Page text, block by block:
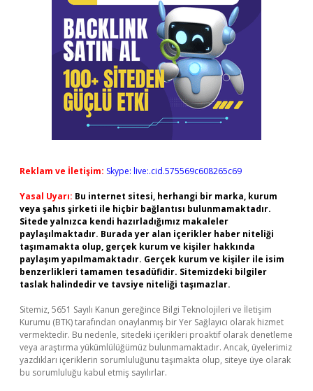
Reklam ve İletişim: Skype: live:.cid.575569c608265c69
Yasal Uyarı: Bu internet sitesi, herhangi bir marka, kurum
veya şahıs şirketi ile hiçbir bağlantısı bulunmamaktadır.
Sitede yalnızca kendi hazırladığımız makaleler
paylaşılmaktadır. Burada yer alan içerikler haber niteliği
taşımamakta olup, gerçek kurum ve kişiler hakkında
paylaşım yapılmamaktadır. Gerçek kurum ve kişiler ile isim
benzerlikleri tamamen tesadüfidir. Sitemizdeki bilgiler
taslak halindedir ve tavsiye niteliği taşımazlar.
Sitemiz, 5651 Sayılı Kanun gereğince Bilgi Teknolojileri ve İletişim
Kurumu (BTK) tarafından onaylanmış bir Yer Sağlayıcı olarak hizmet
vermektedir. Bu nedenle, sitedeki içerikleri proaktif olarak denetleme
veya araştırma yükümlülüğümüz bulunmamaktadır. Ancak, üyelerimiz
yazdıkları içeriklerin sorumluluğunu taşımakta olup, siteye üye olarak
bu sorumluluğu kabul etmiş sayılırlar.